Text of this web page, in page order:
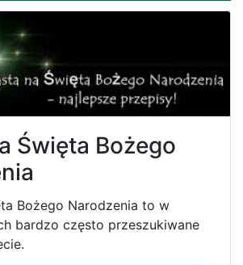
Święta Bożego
Bożego Narodzenia to w
bardzo często przeszukiwane